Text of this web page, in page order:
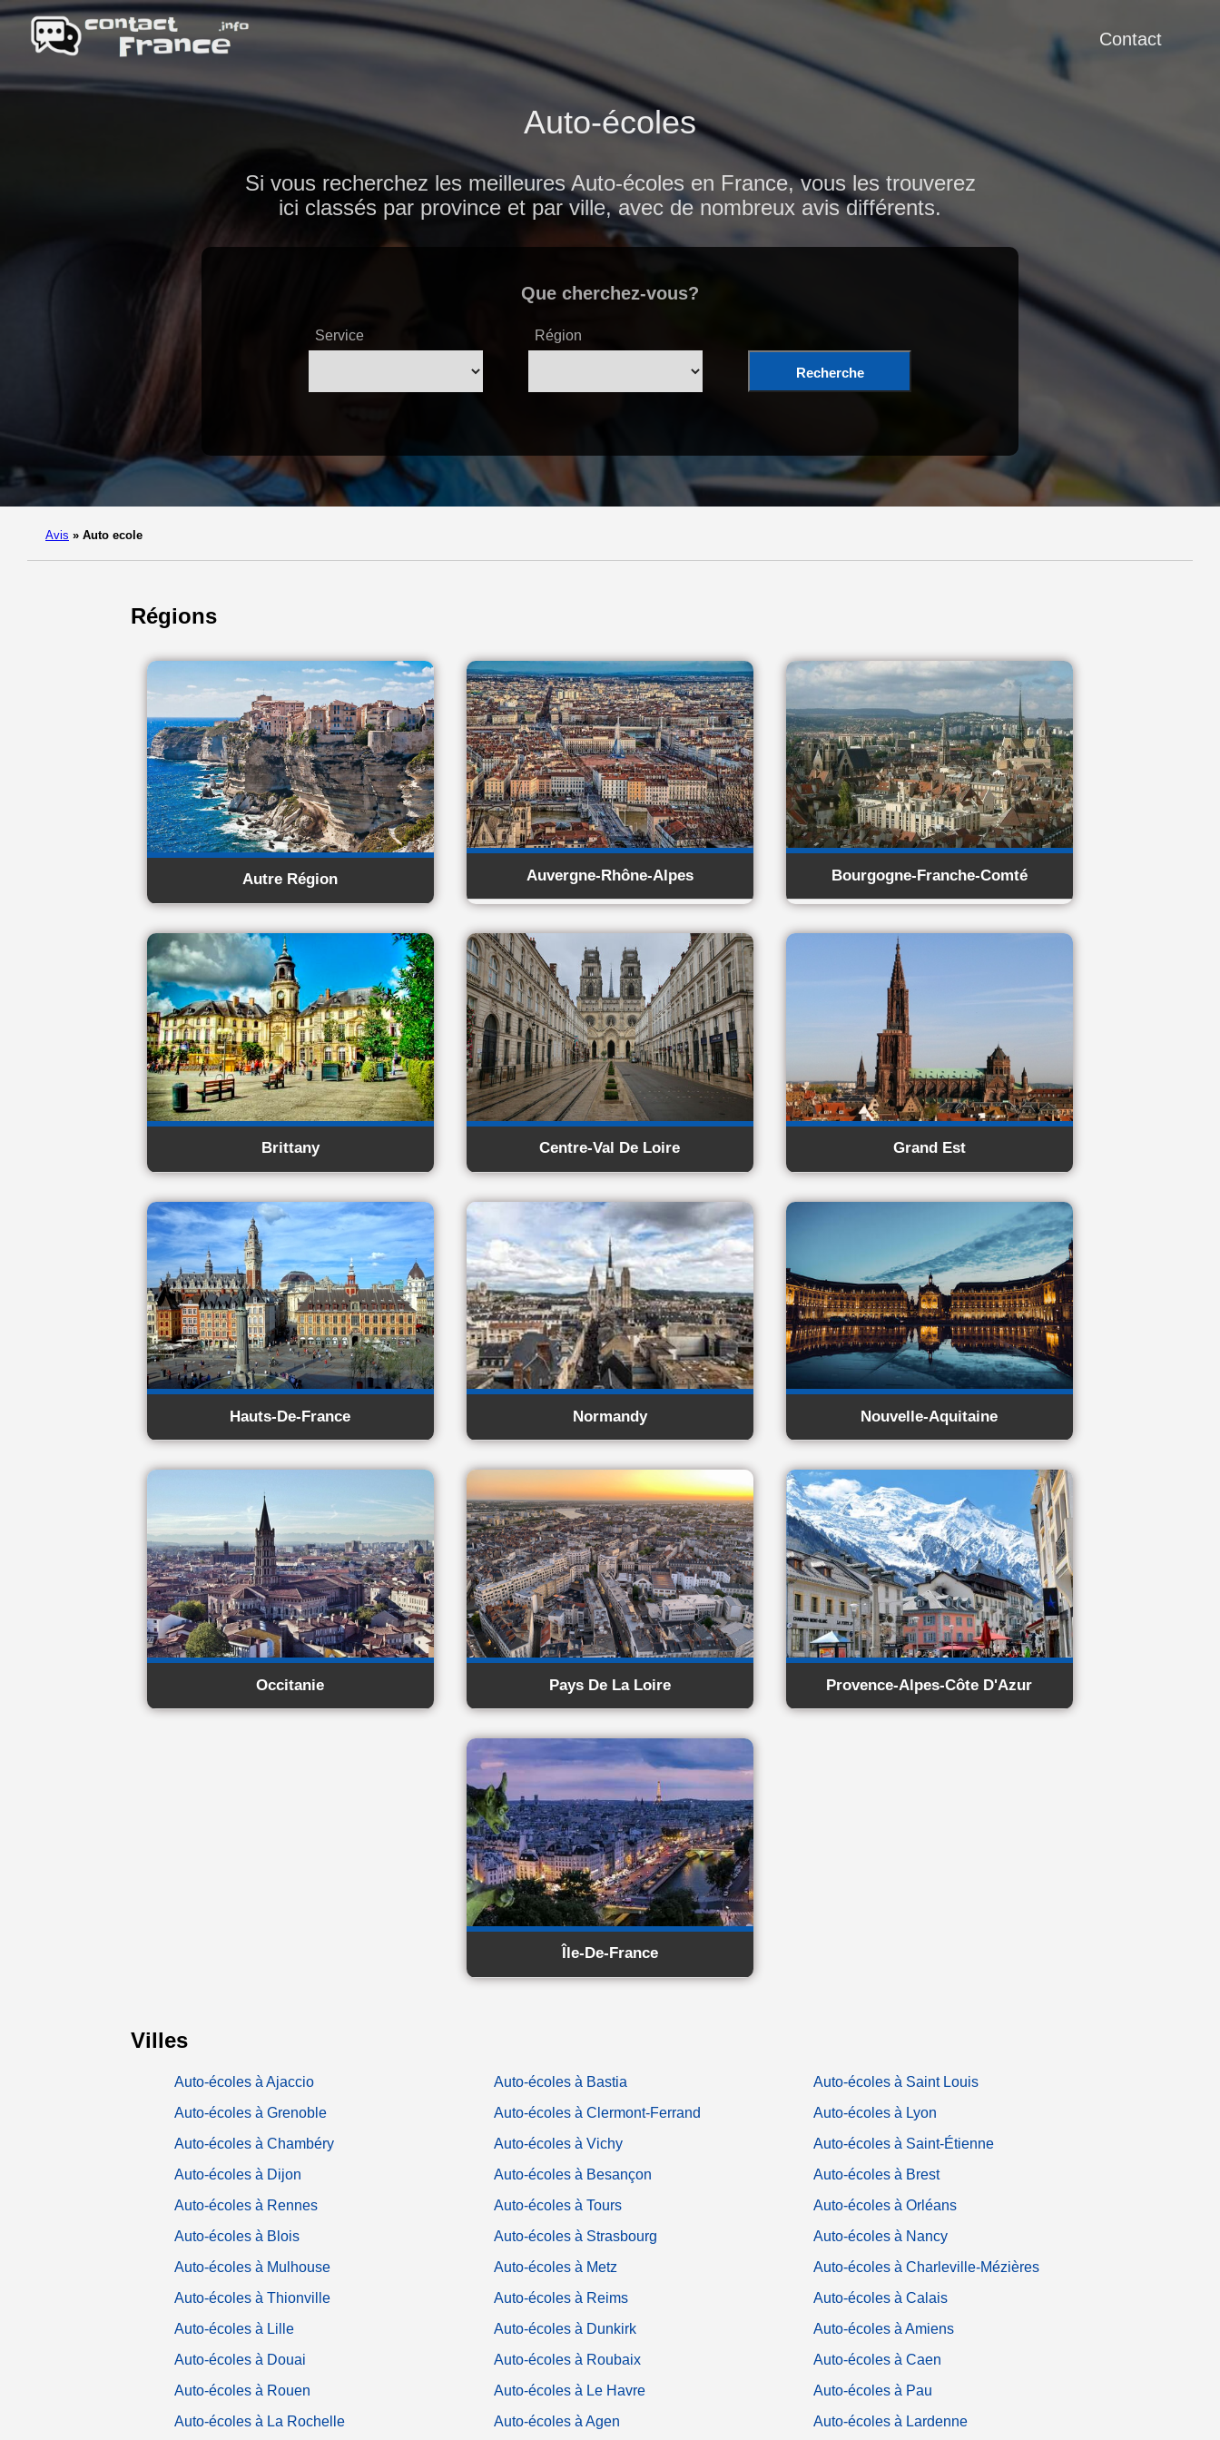
Contact
Auto-écoles
Si vous recherchez les meilleures Auto-écoles en France, vous les trouverez
ici classés par province et par ville, avec de nombreux avis différents.
Que cherchez-vous?
Service Région
Recherche
Avis » Auto ecole
Régions
Autre Région Auvergne-Rhône-Alpes Bourgogne-Franche-Comté
Brittany Centre-Val De Loire Grand Est
Hauts-De-France Normandy Nouvelle-Aquitaine
Occitanie Pays De La Loire Provence-Alpes-Côte D'Azur
Île-De-France
Villes
Auto-écoles à Ajaccio Auto-écoles à Bastia
Auto-écoles à Saint Louis
Auto-écoles à Grenoble
Auto-écoles à Clermont-Ferrand
Auto-écoles à Lyon
Auto-écoles à Chambéry
Auto-écoles à Vichy
Auto-écoles à Saint-Étienne
Auto-écoles à Dijon
Auto-écoles à Besançon
Auto-écoles à Brest
Auto-écoles à Rennes
Auto-écoles à Tours
Auto-écoles à Orléans
Auto-écoles à Blois
Auto-écoles à Strasbourg
Auto-écoles à Nancy
Auto-écoles à Mulhouse
Auto-écoles à Metz
Auto-écoles à Charleville-Mézières
Auto-écoles à Thionville
Auto-écoles à Reims
Auto-écoles à Calais
Auto-écoles à Lille
Auto-écoles à Dunkirk
Auto-écoles à Amiens
Auto-écoles à Douai
Auto-écoles à Roubaix
Auto-écoles à Caen
Auto-écoles à Rouen
Auto-écoles à Le Havre
Auto-écoles à Pau
Auto-écoles à La Rochelle
Auto-écoles à Agen Auto-écoles à Lardenne